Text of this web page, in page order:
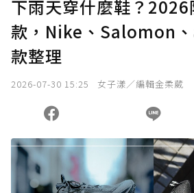
下雨天穿什麼鞋？
款，Nike、Salomon
款整理
2026-07-30 15:25 女子漾／編輯金柔葳